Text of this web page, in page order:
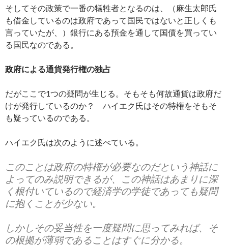
そしてその政策で一番の犠牲者となるのは、（麻生太郎氏
も借金しているのは政府であって国民ではないと正しくも
言っていたが、）銀行にある預金を通して国債を買ってい
る国民なのである。
政府による通貨発行権の独占
だがここで1つの疑問が生じる。そもそも何故通貨は政府だ
けが発行しているのか？ ハイエク氏はその特権をそもそ
も疑っているのである。
ハイエク氏は次のように述べている。
このことは政府の特権が必要なのだという神話に
よってのみ説明できるが、この神話はあまりに深
く根付いているので経済学の学徒であっても疑問
に抱くことが少ない。
しかしその妥当性を一度疑問に思ってみれば、そ
の根拠が薄弱であることはすぐに分かる。